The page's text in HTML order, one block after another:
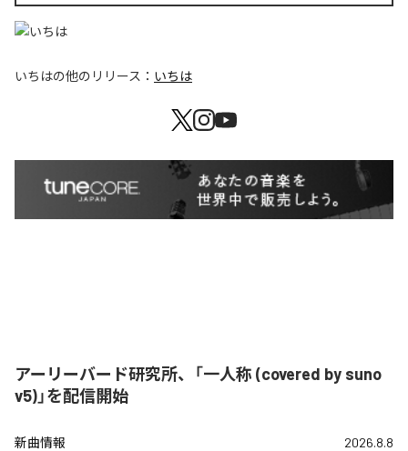
いちはの他のリリース： いちは
アーリーバード研究所、「一人称 (covered by suno
v5)」を配信開始
新曲情報 2026.8.8